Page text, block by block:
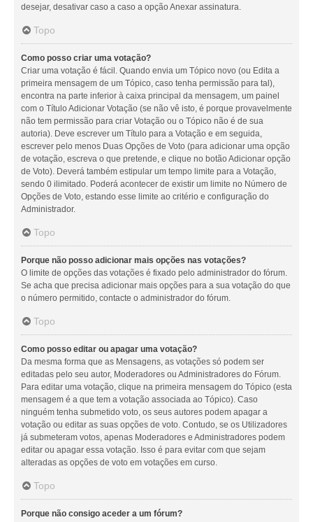
desejar, desativar caso a caso a opção Anexar assinatura.
Topo
Como posso criar uma votação?
Criar uma votação é fácil. Quando envia um Tópico novo (ou Edita a
primeira mensagem de um Tópico, caso tenha permissão para tal),
encontra na parte inferior à caixa principal da mensagem, um painel
com o Título Adicionar Votação (se não vê isto, é porque provavelmente
não tem permissão para criar Votação ou o Tópico não é de sua
autoria). Deve escrever um Título para a Votação e em seguida,
escrever pelo menos Duas Opções de Voto (para adicionar uma opção
de votação, escreva o que pretende, e clique no botão Adicionar opção
de Voto). Deverá também estipular um tempo limite para a Votação,
sendo 0 ilimitado. Poderá acontecer de existir um limite no Número de
Opções de Voto, estando esse limite ao critério e configuração do
Administrador.
Topo
Porque não posso adicionar mais opções nas votações?
O limite de opções das votações é fixado pelo administrador do fórum.
Se acha que precisa adicionar mais opções para a sua votação do que
o número permitido, contacte o administrador do fórum.
Topo
Como posso editar ou apagar uma votação?
Da mesma forma que as Mensagens, as votações só podem ser
editadas pelo seu autor, Moderadores ou Administradores do Fórum.
Para editar uma votação, clique na primeira mensagem do Tópico (esta
mensagem é a que tem a votação associada ao Tópico). Caso
ninguém tenha submetido voto, os seus autores podem apagar a
votação ou editar as suas opções de voto. Contudo, se os Utilizadores
já submeteram votos, apenas Moderadores e Administradores podem
editar ou apagar essa votação. Isso é para evitar com que sejam
alteradas as opções de voto em votações em curso.
Topo
Porque não consigo aceder a um fórum?